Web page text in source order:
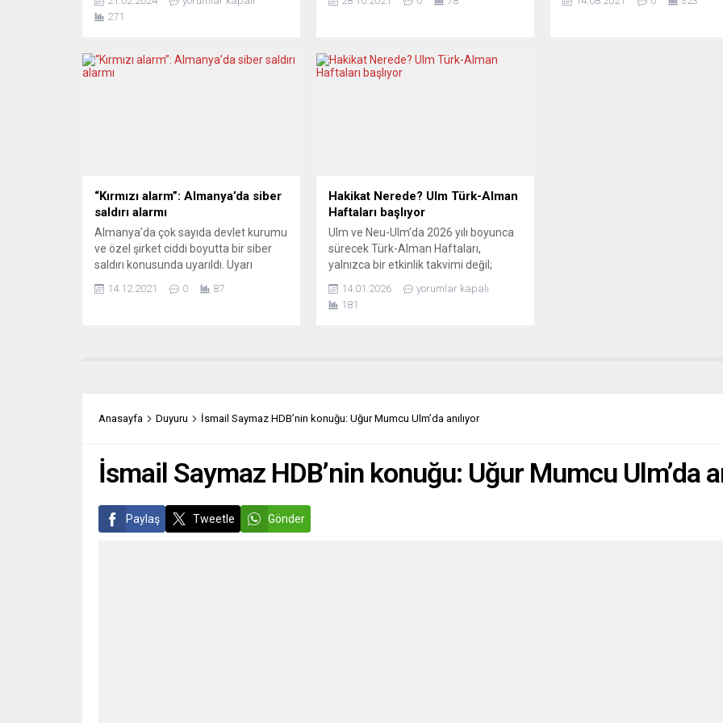
Kaplan sendikacılık yaşamında
başından geçen ilginç olayları
Anadolu’dan Avrupa’ya uzanan uzun
hayat yolculuğunu anlatan Kaplan,
271
sorumluluklarına rağmen hala seçimle
belirtti. Avrupa Konseyinin Yerel ve
Bölgesel Yönetimler Kongresi,
döneminde seyahatle ilgili dikkat
“Kırmızı alarm”: Almanya’da siber
saldırı alarmı
Almanya’da çok sayıda devlet kurumu
ve özel şirket ciddi boyutta bir siber
saldırı konusunda uyarıldı. Uyarı
alarma geçti. Federal Almanya’da
14.12.2021 0 87
Hakikat Nerede? Ulm Türk-Alman
Haftaları başlıyor
Ulm ve Neu-Ulm’da 2026 yılı boyunca
sürecek Türk-Alman Haftaları,
yalnızca bir etkinlik takvimi değil;
sorularını, edebiyatın iç sesiyle ve
müziğin sınır tanımayan diliyle
14.01.2026
yorumlar kapalı
181
Anasayfa Duyuru İsmail Saymaz HDB’nin konuğu: Uğur Mumcu Ulm’da anılıyor
İsmail Saymaz HDB’nin konuğu: Uğur Mumcu Ulm’da
Paylaş Tweetle Gönder